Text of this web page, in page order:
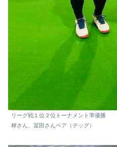
リーグ戦１位２位トーナメント準優勝
林さん、冨田さんペア（テッグ）